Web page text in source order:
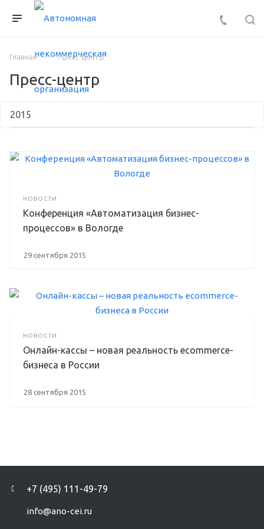
Главная Пресс-центр
Пресс-центр
НОВОСТИ
Конференция «Автоматизация бизнес-
процессов» в Вологде
29 сентября 2015
НОВОСТИ
Онлайн-кассы – новая реальность ecommerce-
бизнеса в России
28 сентября 2015
+7 (495) 111-49-79
info@ano-cei.ru